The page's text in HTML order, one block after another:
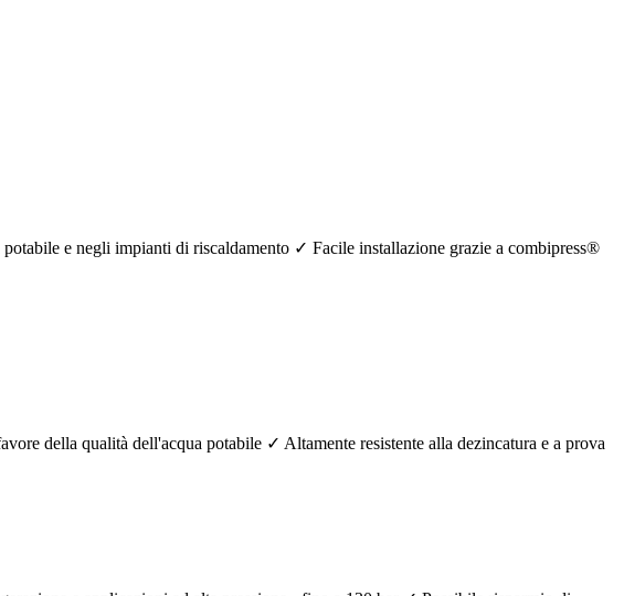
e negli impianti di riscaldamento ✓ Facile installazione grazie a combipress®
della qualità dell'acqua potabile ✓ Altamente resistente alla dezincatura e a prova